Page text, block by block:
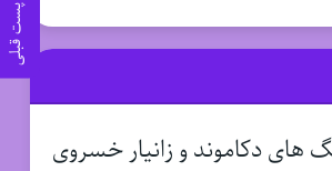
پست قبلی
های دکاموند و زانیار خسروی